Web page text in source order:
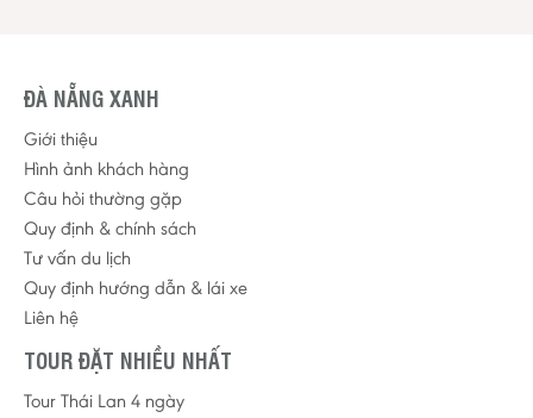
ĐÀ NẴNG XANH
Giới thiệu
Hình ảnh khách hàng
Câu hỏi thường gặp
Quy định & chính sách
Tư vấn du lịch
Quy định hướng dẫn & lái xe
Liên hệ
TOUR ĐẶT NHIỀU NHẤT
Tour Thái Lan 4 ngày